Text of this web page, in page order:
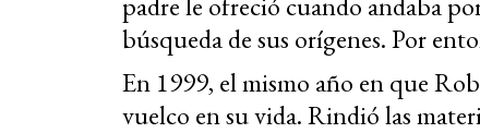
búsqueda de sus orígenes. Por
En 1999, el mismo año en que
vuelco en su vida. Rindió las